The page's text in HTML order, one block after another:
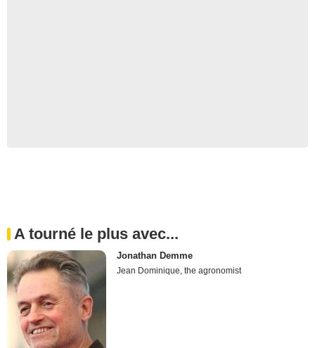
A tourné le plus avec...
Jonathan Demme
Jean Dominique, the agronomist